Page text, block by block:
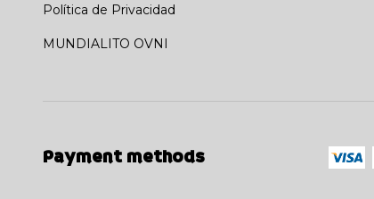
Política de Privacidad
MUNDIALITO OVNI
Payment methods